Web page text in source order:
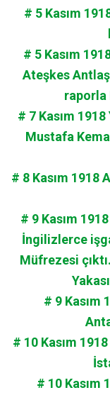
# 5 Kasım
# 5 Kasım
Ateşkes
raporla
# 7 Kasım 1918
Mustafa
# 8 Kasım 1918
# 9 Kasım
İngilizlerce
Müfrezesi
# 9 Kasım
# 10 Kasım
# 10 Kasım